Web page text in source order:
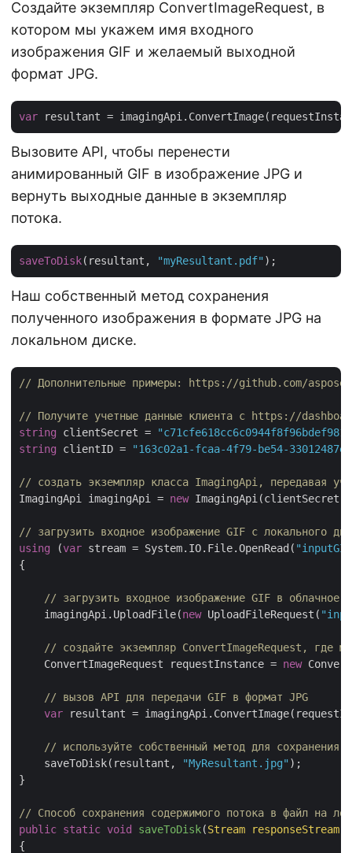
Создайте экземпляр ConvertImageRequest, в
котором мы укажем имя входного
изображения GIF и желаемый выходной
формат JPG.
var
Вызовите API, чтобы перенести
анимированный GIF в изображение JPG и
вернуть выходные данные в экземпляр
потока.
saveToDisk(resultant, "myResultant.pdf"
Наш собственный метод сохранения
полученного изображения в формате JPG на
локальном диске.
// Дополнительные примеры: https://github.com/
// Получите учетные данные клиента с https://
string clientSecret =
string clientID = "163c02a1-fcaa-4f79-be54-
// создать экземпляр класса ImagingApi, передавая
ImagingApi imagingApi = new
// загрузить входное изображение GIF с локального
using (var stream = System.IO.File.OpenRead(
{
// загрузить входное изображение GIF в облачное
    imagingApi.UploadFile(
new UploadFileRequest(
// создайте экземпляр ConvertImageRequest, где
    ConvertImageRequest requestInstance =
new
// вызов API для передачи GIF в формат JPG
var resultant =
// используйте собственный метод для сохранения
    saveToDisk(resultant,
"MyResultant.jpg" );
}
// Способ сохранения содержимого потока в файл на
public static void saveToDisk(Stream
{